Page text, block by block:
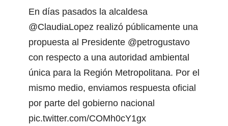
En días pasados la alcaldesa
@ClaudiaLopez realizó públicamente una
propuesta al Presidente @petrogustavo
con respecto a una autoridad ambiental
única para la Región Metropolitana. Por el
mismo medio, enviamos respuesta oficial
por parte del gobierno nacional
pic.twitter.com/COMh0cY1gx